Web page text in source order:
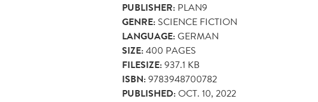
PUBLISHER: PLAN9
GENRE: SCIENCE FICTION
LANGUAGE:GERMAN
SIZE:400 PAGES
FILESIZE:937.1 KB
ISBN:9783948700782
PUBLISHED:OCT. 10, 2022